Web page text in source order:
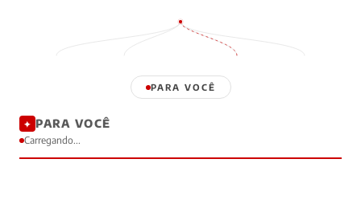
PARA VOCÊ
✦ PARA VOCÊ
Carregando...